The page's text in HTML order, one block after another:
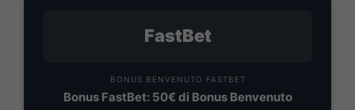
FastBet
BONUS BENVENUTO FASTBET
Bonus FastBet: 50€ di Bonus Benvenuto